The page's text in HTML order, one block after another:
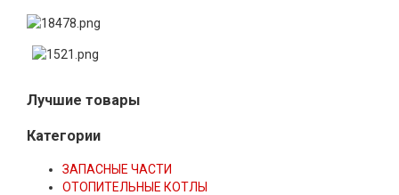
Лучшие товары
Категории
ЗАПАСНЫЕ ЧАСТИ
ОТОПИТЕЛЬНЫЕ КОТЛЫ